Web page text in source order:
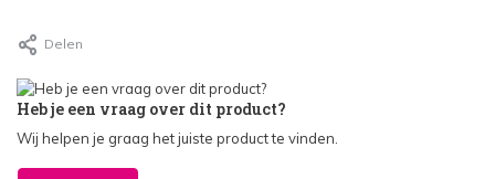
Delen
Heb je een vraag over dit product?
Wij helpen je graag het juiste product te vinden.